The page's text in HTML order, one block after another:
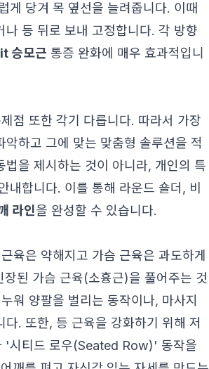
게 당겨 목 옆선을 늘려줍니다. 이때
등 뒤로 보내 고정합니다. 각 방향
승모근 통증 완화에 매우 효과적입니
점 또한 각기 다릅니다. 따라서 가장
하고 그에 맞는 맞춤형 솔루션을 적
을 제시하는 것이 아니라, 개인의 특
내합니다. 이를 통해 라운드 숄더, 비
라인을 완성할 수 있습니다.
육은 약해지고 가슴 근육은 과도하게
된 가슴 근육(소흉근)을 풀어주는 것
워 양팔을 벌리는 동작이나, 마사지
. 또한, 등 근육을 강화하기 위해 저
시티드 로우(Seated Row)' 동작을